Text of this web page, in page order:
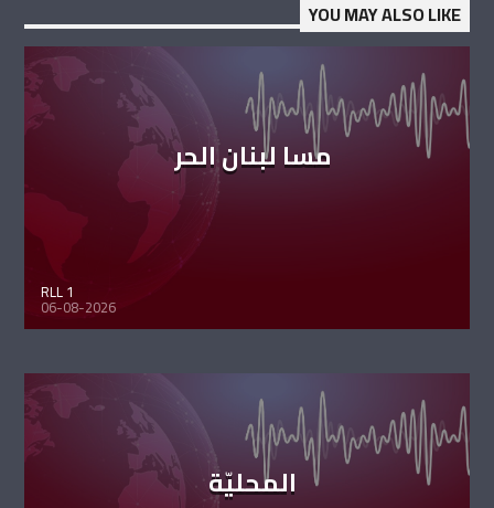
YOU MAY ALSO LIKE
مسا لبنان الحر
RLL 1
06-08-2026
المحليّة